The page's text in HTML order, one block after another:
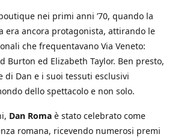
nei primi anni ’70, quando la
era ancora protagonista, attirando le
che frequentavano Via Veneto:
Burton ed Elizabeth Taylor. Ben presto,
di Dan e i suoi tessuti esclusivi
dello spettacolo e non solo.
Dan Roma è stato celebrato come
romana, ricevendo numerosi premi